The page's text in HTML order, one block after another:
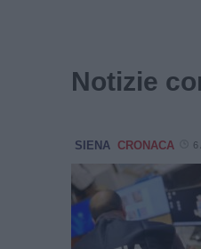
Notizie
SIENA CRONACA 6